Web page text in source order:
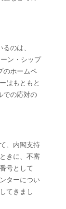
のは、
ン・シップ
のホームペ
はもともと
での応対の
、内閣支持
きに、不審
号として
ターについ
てきまし